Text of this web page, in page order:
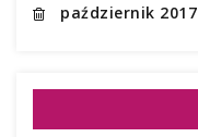
październik 2017